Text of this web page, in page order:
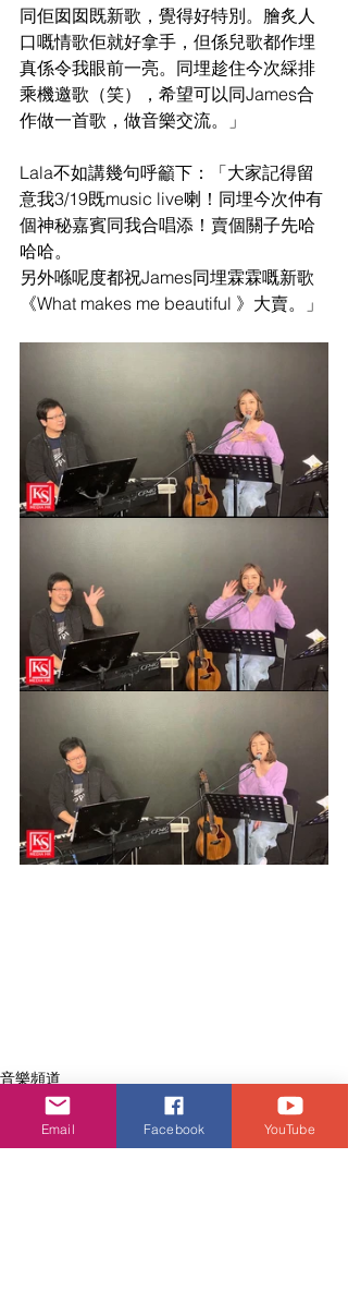
同佢囡囡既新歌，覺得好特別。膾炙人
口嘅情歌佢就好拿手，但係兒歌都作埋
真係令我眼前一亮。同埋趁住今次綵排
乘機邀歌（笑），希望可以同James合
作做一首歌，做音樂交流。」
Lala不如講幾句呼籲下：「大家記得留
意我3/19既music live喇！同埋今次仲有
個神秘嘉賓同我合唱添！賣個關子先哈
哈哈。
另外喺呢度都祝James同埋霖霖嘅新歌
《What makes me beautiful 》大賣。」
音樂頻道
Email Facebook YouTube